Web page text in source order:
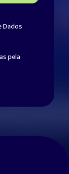
Dados
pela